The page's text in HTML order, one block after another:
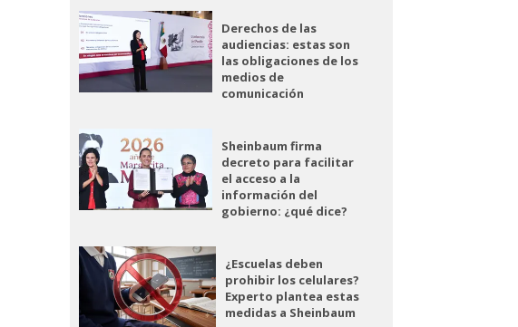
Derechos de las
audiencias: estas son
las obligaciones de los
medios de
comunicación
Sheinbaum firma
decreto para facilitar
el acceso a la
información del
gobierno: ¿qué dice?
¿Escuelas deben
prohibir los celulares?
Experto plantea estas
medidas a Sheinbaum